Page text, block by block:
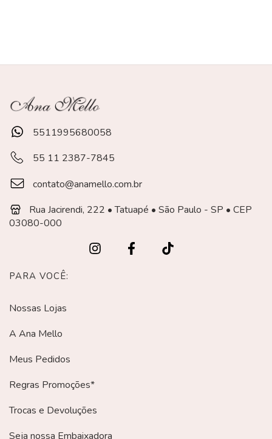
5511995680058
55 11 2387-7845
contato@anamello.com.br
Rua Jacirendi, 222 • Tatuapé • São Paulo - SP • CEP
03080-000
PARA VOCÊ:
Nossas Lojas
A Ana Mello
Meus Pedidos
Regras Promoções*
Trocas e Devoluções
Seja nossa Embaixadora